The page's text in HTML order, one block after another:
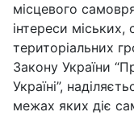
місцевого
інтереси міських,
територіальних
Закону України
Україні”,
межах яких діє